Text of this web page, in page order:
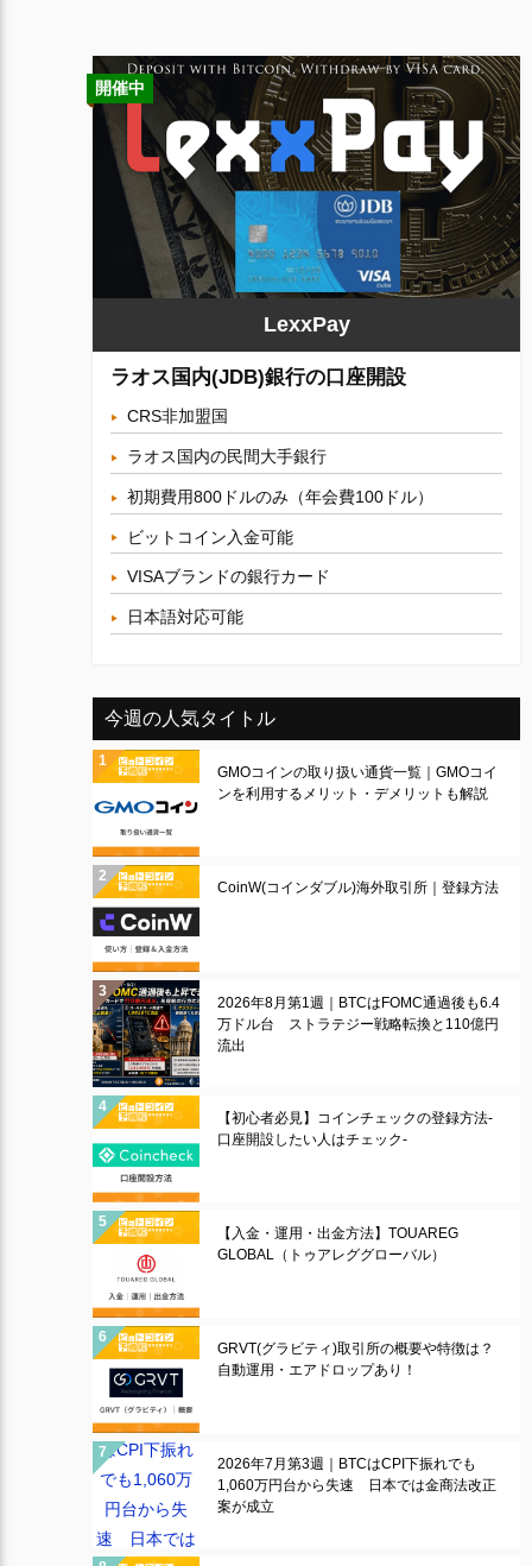
開催中
LexxPay
ラオス国内(JDB)銀行の口座開設
CRS非加盟国
ラオス国内の民間大手銀行
初期費用800ドルのみ（年会費100ドル）
ビットコイン入金可能
VISAブランドの銀行カード
日本語対応可能
今週の人気タイトル
GMOコインの取り扱い通貨一覧｜GMOコイ
ンを利用するメリット・デメリットも解説
CoinW(コインダブル)海外取引所｜登録方法
2026年8月第1週｜BTCはFOMC通過後も6.4
万ドル台 ストラテジー戦略転換と110億円
流出
【初心者必見】コインチェックの登録方法-
口座開設したい人はチェック-
【入金・運用・出金方法】TOUAREG
GLOBAL（トゥアレググローバル）
GRVT(グラビティ)取引所の概要や特徴は？
自動運用・エアドロップあり！
2026年7月第3週｜BTCはCPI下振れでも
1,060万円台から失速 日本では金商法改正
案が成立